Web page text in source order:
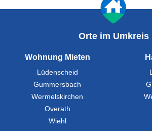
Orte im Umkreis
Wohnung Mieten
Lüdenscheid
Gummersbach
Wermelskirchen
Overath
Wiehl